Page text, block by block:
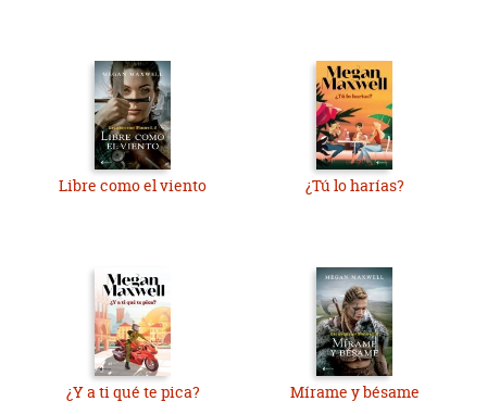
Libre como el viento ¿Tú lo harías?
¿Y a ti qué te pica? Mírame y bésame